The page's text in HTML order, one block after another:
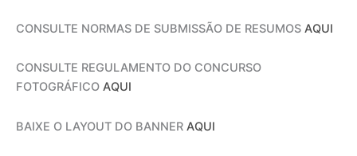
CONSULTE NORMAS DE SUBMISSÃO DE RESUMOS AQUI
CONSULTE REGULAMENTO DO CONCURSO
FOTOGRÁFICO AQUI
BAIXE O LAYOUT DO BANNER AQUI